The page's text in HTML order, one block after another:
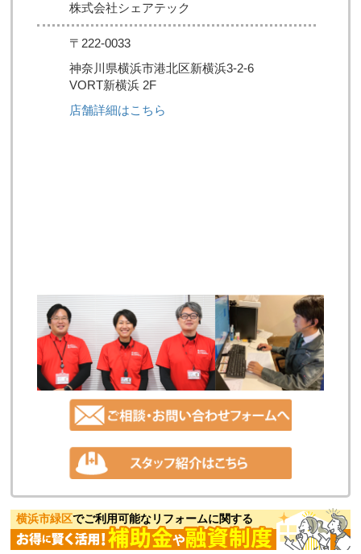
株式会社シェアテック
〒222-0033
神奈川県横浜市港北区新横浜3-2-6
VORT新横浜 2F
店舗詳細はこちら
横浜市緑区でご利用可能なリフォームに関する